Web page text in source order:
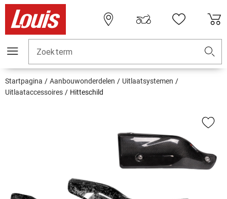
Zoekterm
Startpagina Aanbouwonderdelen
Uitlaatsystemen
Uitlaataccessoires
Hitteschild